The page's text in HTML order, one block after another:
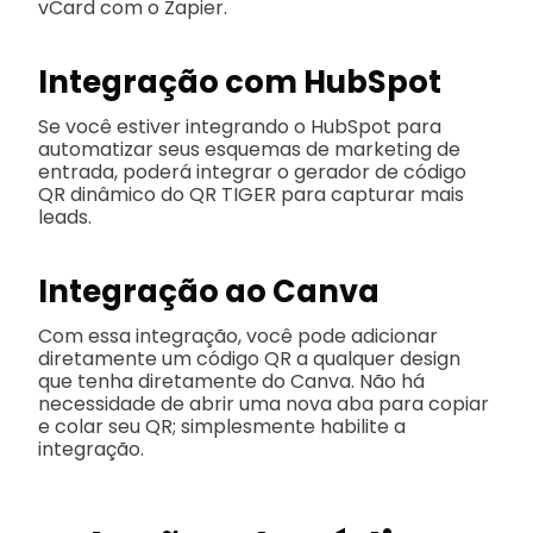
vCard com o Zapier.
Integração com HubSpot
Se você estiver integrando o HubSpot para
automatizar seus esquemas de marketing de
entrada, poderá integrar o gerador de código
QR dinâmico do QR TIGER para capturar mais
leads.
Integração ao Canva
Com essa integração, você pode adicionar
diretamente um código QR a qualquer design
que tenha diretamente do Canva. Não há
necessidade de abrir uma nova aba para copiar
e colar seu QR; simplesmente habilite a
integração.